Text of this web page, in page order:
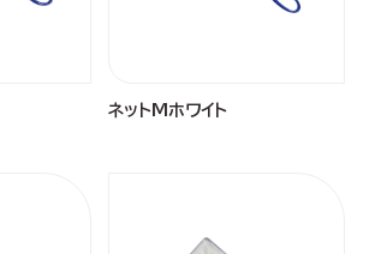
ネットMホワイト